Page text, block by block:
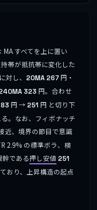
MA すべてを上に置い
帯が抵抗帯に変化した
対し、 20MA 267 円・
323 円。合わせ
円 → 251 円 と切り下
。なお、フィボナッチ
近、境界の節目で意識
2.9% の標準ボラ、検
である押し安値 251
おり、上昇構造の起点